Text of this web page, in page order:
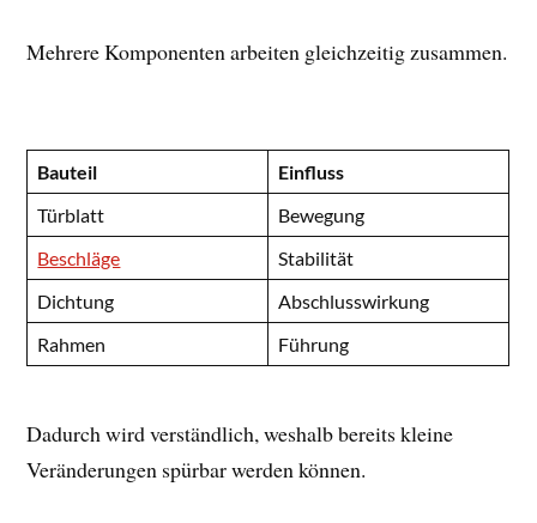
Mehrere Komponenten arbeiten gleichzeitig zusammen.
Bauteil
Einfluss
Türblatt
Bewegung
Beschläge
Stabilität
Dichtung
Abschlusswirkung
Rahmen
Führung
Dadurch wird verständlich, weshalb bereits kleine
Veränderungen spürbar werden können.